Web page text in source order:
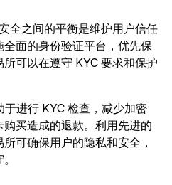
全之间的平衡是维护用户信任
面的身份验证平台，优先保
可以在遵守 KYC 要求和保护
进行 KYC 检查，减少加密
买造成的退款。利用先进的
可确保用户的隐私和安全，